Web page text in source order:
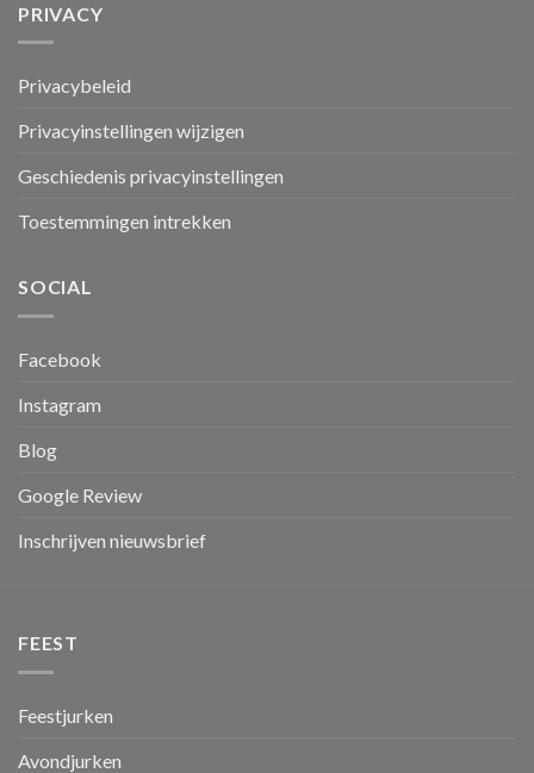
PRIVACY
Privacybeleid
Privacyinstellingen wijzigen
Geschiedenis privacyinstellingen
Toestemmingen intrekken
SOCIAL
Facebook
Instagram
Blog
Google Review
Inschrijven nieuwsbrief
FEEST
Feestjurken
Avondjurken